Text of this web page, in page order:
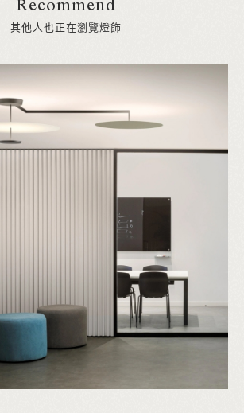
其他人也正在瀏覽燈飾